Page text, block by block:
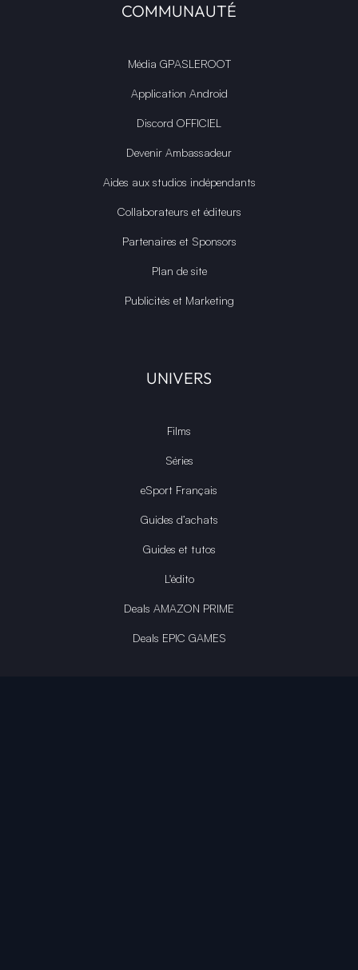
COMMUNAUTÉ
Média GPASLEROOT
Application Android
Discord OFFICIEL
Devenir Ambassadeur
Aides aux studios indépendants
Collaborateurs et éditeurs
Partenaires et Sponsors
Plan de site
Publicités et Marketing
UNIVERS
Films
Séries
eSport Français
Guides d’achats
Guides et tutos
L'édito
Deals AMAZON PRIME
Deals EPIC GAMES